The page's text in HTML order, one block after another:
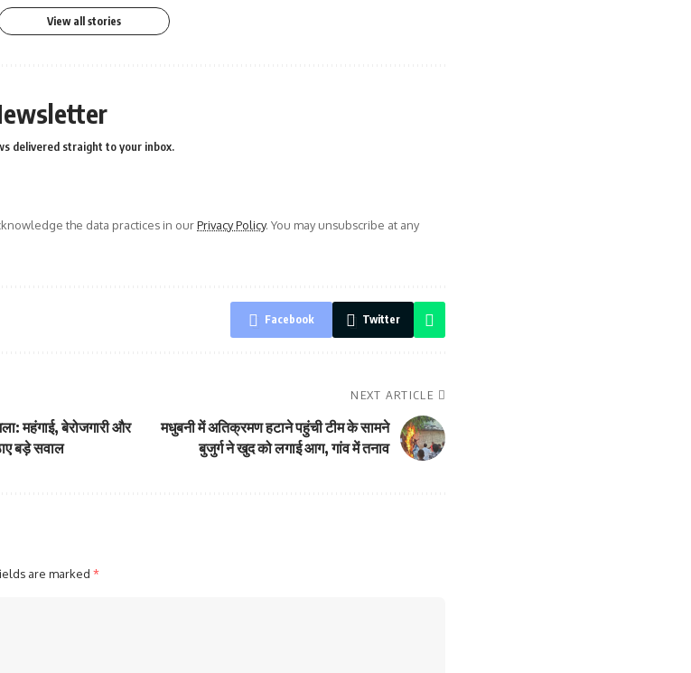
View all stories
delivered straight to your inbox.
the data practices in ourPrivacy Policy. You may unsubscribe at any
Facebook Twitter
महंगाई, बेरोजगारी और
बड़े सवाल
NEXT ARTICLE
मधुबनी में अतिक्रमण हटाने पहुंची टीम के सामने
बुजुर्ग ने खुद को लगाई आग, गांव में तनाव
are marked *